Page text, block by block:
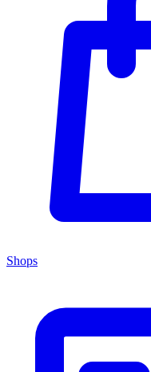
Shops